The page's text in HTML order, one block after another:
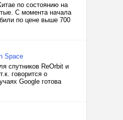
по состоянию на
С момента начала
по цене выше 700
Space
спутников ReOrbit и
говорится о
Google готова